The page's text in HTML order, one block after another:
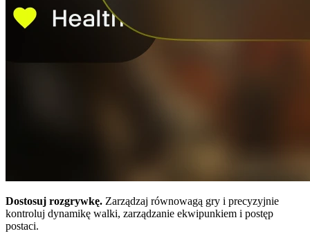
Dostosuj rozgrywkę. Zarządzaj równowagą gry i precyzyjnie
kontroluj dynamikę walki, zarządzanie ekwipunkiem i postęp
postaci.